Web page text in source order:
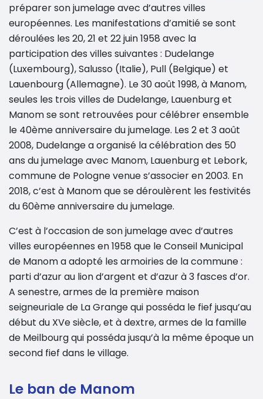
préparer son jumelage avec d’autres villes
européennes. Les manifestations d’amitié se sont
déroulées les 20, 21 et 22 juin 1958 avec la
participation des villes suivantes : Dudelange
(Luxembourg), Salusso (Italie), Pull (Belgique) et
Lauenbourg (Allemagne). Le 30 août 1998, à Manom,
seules les trois villes de Dudelange, Lauenburg et
Manom se sont retrouvées pour célébrer ensemble
le 40ème anniversaire du jumelage. Les 2 et 3 août
2008, Dudelange a organisé la célébration des 50
ans du jumelage avec Manom, Lauenburg et Lebork,
commune de Pologne venue s’associer en 2003. En
2018, c’est à Manom que se déroulèrent les festivités
du 60ème anniversaire du jumelage.
C’est à l’occasion de son jumelage avec d’autres
villes européennes en 1958 que le Conseil Municipal
de Manom a adopté les armoiries de la commune :
parti d’azur au lion d’argent et d’azur à 3 fasces d’or.
A senestre, armes de la première maison
seigneuriale de La Grange qui posséda le fief jusqu’au
début du XVe siècle, et à dextre, armes de la famille
de Meilbourg qui posséda jusqu’à la même époque un
second fief dans le village.
Le ban de Manom